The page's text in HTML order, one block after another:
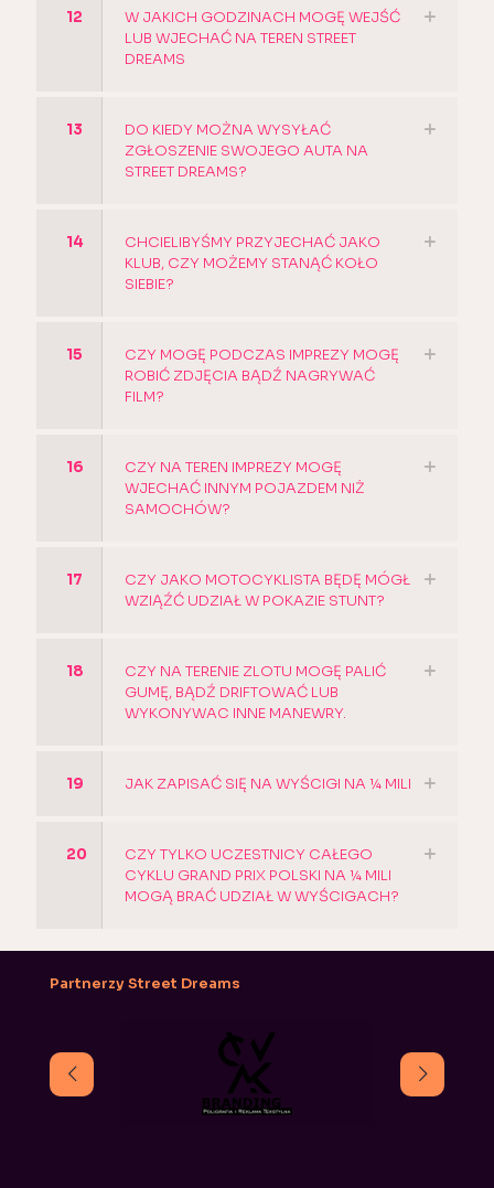
12
W JAKICH GODZINACH MOGĘ WEJŚĆ
LUB WJECHAĆ NA TEREN STREET
DREAMS
13
DO KIEDY MOŻNA WYSYŁAĆ
ZGŁOSZENIE SWOJEGO AUTA NA
STREET DREAMS?
14
CHCIELIBYŚMY PRZYJECHAĆ JAKO
KLUB, CZY MOŻEMY STANĄĆ KOŁO
SIEBIE?
15
CZY MOGĘ PODCZAS IMPREZY MOGĘ
ROBIĆ ZDJĘCIA BĄDŹ NAGRYWAĆ
FILM?
16
CZY NA TEREN IMPREZY MOGĘ
WJECHAĆ INNYM POJAZDEM NIŻ
SAMOCHÓW?
17
CZY JAKO MOTOCYKLISTA BĘDĘ MÓGŁ
WZIĄŹĆ UDZIAŁ W POKAZIE STUNT?
18
CZY NA TERENIE ZLOTU MOGĘ PALIĆ
GUMĘ, BĄDŹ DRIFTOWAĆ LUB
WYKONYWAC INNE MANEWRY.
19 JAK ZAPISAĆ SIĘ NA WYŚCIGI NA ¼ MILI
20
CZY TYLKO UCZESTNICY CAŁEGO
CYKLU GRAND PRIX POLSKI NA ¼ MILI
MOGĄ BRAĆ UDZIAŁ W WYŚCIGACH?
Partnerzy Street Dreams